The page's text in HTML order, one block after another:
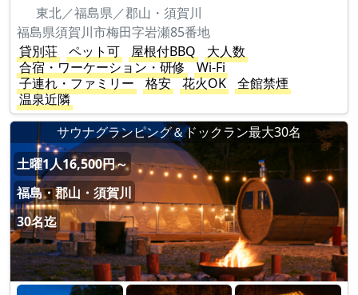
東北／福島県／郡山・須賀川
福島県須賀川市梅田字岩瀬85番地
貸別荘
ペット可 屋根付BBQ
大人数
合宿・ワーケーション・研修
Wi-Fi
子連れ・ファミリー
格安 花火OK
全館禁煙
温泉近隣
サウナグランピング＆ドックラン最大30名
土曜1人16,500円～
福島・郡山・須賀川
30名迄